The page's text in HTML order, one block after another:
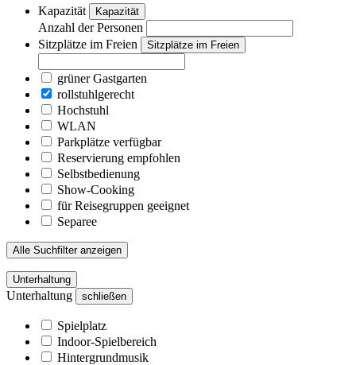
Kapazität Kapazität
Anzahl der Personen
Sitzplätze im Freien
Sitzplätze im Freien
grüner Gastgarten
rollstuhlgerecht
Hochstuhl
WLAN
Parkplätze verfügbar
Reservierung empfohlen
Selbstbedienung
Show-Cooking
für Reisegruppen geeignet
Separee
Alle Suchfilter anzeigen
Unterhaltung
Unterhaltung schließen
Spielplatz
Indoor-Spielbereich
Hintergrundmusik